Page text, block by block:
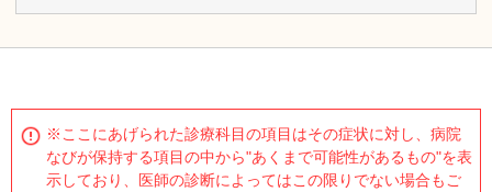
※ここにあげられた診療科目の項目はその症状に対し、病院
なびが保持する項目の中から"あくまで可能性があるもの"を表
示しており、医師の診断によってはこの限りでない場合もご